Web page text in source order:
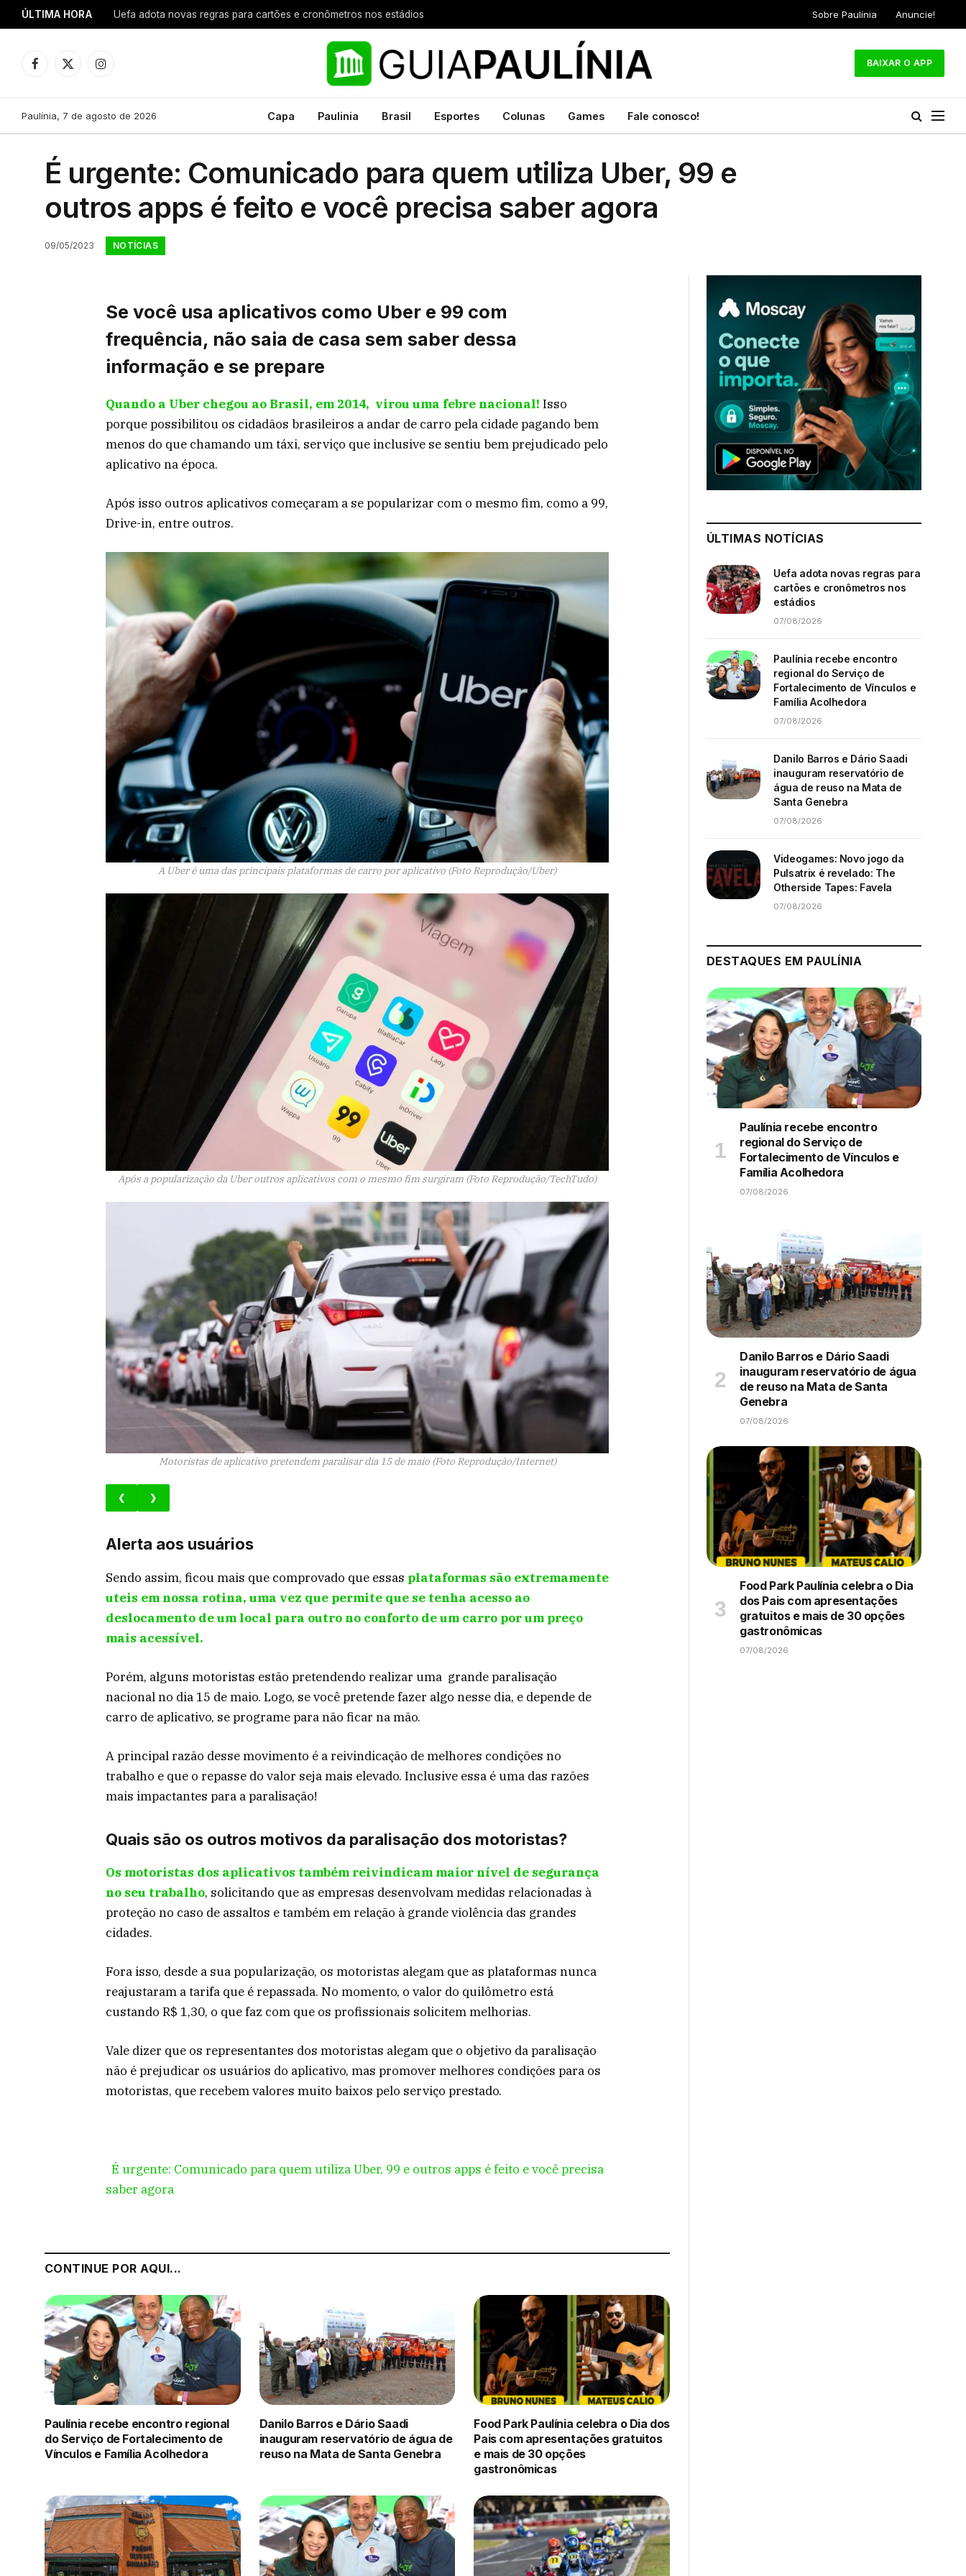
ÚLTIMA HORA Uefa adota novas regras para cartões e cronômetros nos estádios Sobre Paulínia Anuncie!
Facebook
X
Instagram
BAIXAR O APP
Paulínia, 7 de agosto de 2026 Capa Paulinia Brasil Esportes Colunas Games Fale conosco!
É urgente: Comunicado para quem utiliza Uber, 99 e
outros apps é feito e você precisa saber agora
09/05/2023 NOTÍCIAS
Se você usa aplicativos como Uber e 99 com
frequência, não saia de casa sem saber dessa
informação e se prepare
Quando a Uber chegou ao Brasil, em 2014, virou uma febre nacional! Isso
porque possibilitou os cidadãos brasileiros a andar de carro pela cidade pagando bem
menos do que chamando um táxi, serviço que inclusive se sentiu bem prejudicado pelo
aplicativo na época.
Após isso outros aplicativos começaram a se popularizar com o mesmo fim, como a 99,
Drive-in, entre outros.
A Uber é uma das principais plataformas de carro por aplicativo (Foto Reprodução/Uber)
Após a popularização da Uber outros aplicativos com o mesmo fim surgiram (Foto Reprodução/TechTudo)
Motoristas de aplicativo pretendem paralisar dia 15 de maio (Foto Reprodução/Internet)
❮ ❯
Alerta aos usuários
Sendo assim, ficou mais que comprovado que essas plataformas são extremamente
uteis em nossa rotina, uma vez que permite que se tenha acesso ao
deslocamento de um local para outro no conforto de um carro por um preço
mais acessível.
Porém, alguns motoristas estão pretendendo realizar uma grande paralisação
nacional no dia 15 de maio. Logo, se você pretende fazer algo nesse dia, e depende de
carro de aplicativo, se programe para não ficar na mão.
A principal razão desse movimento é a reivindicação de melhores condições no
trabalho e que o repasse do valor seja mais elevado. Inclusive essa é uma das razões
mais impactantes para a paralisação!
Quais são os outros motivos da paralisação dos motoristas?
Os motoristas dos aplicativos também reivindicam maior nível de segurança
no seu trabalho, solicitando que as empresas desenvolvam medidas relacionadas à
proteção no caso de assaltos e também em relação à grande violência das grandes
cidades.
Fora isso, desde a sua popularização, os motoristas alegam que as plataformas nunca
reajustaram a tarifa que é repassada. No momento, o valor do quilômetro está
custando R$ 1,30, o que faz com que os profissionais solicitem melhorias.
Vale dizer que os representantes dos motoristas alegam que o objetivo da paralisação
não é prejudicar os usuários do aplicativo, mas promover melhores condições para os
motoristas, que recebem valores muito baixos pelo serviço prestado.
É urgente: Comunicado para quem utiliza Uber, 99 e outros apps é feito e você precisa
saber agora
CONTINUE POR AQUI...
Paulínia recebe encontro regional
do Serviço de Fortalecimento de
Vínculos e Família Acolhedora
Danilo Barros e Dário Saadi
inauguram reservatório de água de
reuso na Mata de Santa Genebra
Food Park Paulínia celebra o Dia dos
Pais com apresentações gratuitos
e mais de 30 opções
gastronômicas
ÚLTIMAS NOTÍCIAS
Uefa adota novas regras para
cartões e cronômetros nos
estádios
07/08/2026
Paulínia recebe encontro
regional do Serviço de
Fortalecimento de Vínculos e
Família Acolhedora
07/08/2026
Danilo Barros e Dário Saadi
inauguram reservatório de
água de reuso na Mata de
Santa Genebra
07/08/2026
Videogames: Novo jogo da
Pulsatrix é revelado: The
Otherside Tapes: Favela
07/08/2026
DESTAQUES EM PAULÍNIA
Paulínia recebe encontro
regional do Serviço de
Fortalecimento de Vínculos e
Família Acolhedora
07/08/2026
Danilo Barros e Dário Saadi
inauguram reservatório de água
de reuso na Mata de Santa
Genebra
07/08/2026
Food Park Paulínia celebra o Dia
dos Pais com apresentações
gratuitos e mais de 30 opções
gastronômicas
07/08/2026